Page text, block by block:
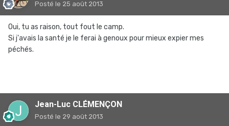
Posté le 25 août 2013
Oui, tu as raison, tout fout le camp.
Si j'avais la santé je le ferai à genoux pour mieux expier mes
péchés.
Jean-Luc CLÉMENÇON
Posté le 29 août 2013